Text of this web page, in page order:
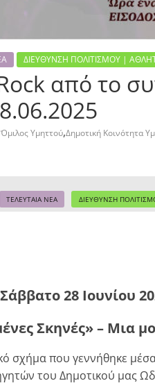
ΔΙΕΥΘΥΝΣΗ ΠΟΛΙΤΙΣΜΟΥ |
από το
Υμηττού,Δημοτική Κοινότητα
ΤΕΛΕΥΤΑΙΑ ΝΕΑ ΔΙΕΥΘΥΝΣΗ
Σάββατο 28 Ιουνίου
Σκηνές» – Μια
σχήμα που γεννήθηκε
του Δημοτικού μας